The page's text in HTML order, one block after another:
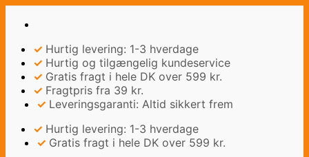
✓ Hurtig levering: 1-3 hverdage
✓ Hurtig og tilgængelig kundeservice
✓ Gratis fragt i hele DK over 599 kr.
✓ Fragtpris fra 39 kr.
✓ Leveringsgaranti: Altid sikkert frem
✓ Hurtig levering: 1-3 hverdage
✓ Gratis fragt i hele DK over 599 kr.